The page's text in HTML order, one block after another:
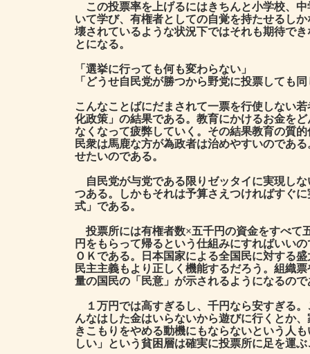
この投票率を上げるにはきちんと小学校、
いて学び、有権者としての自覚を持たせるし
壊されているような状況下ではそれも期待で
とになる。
「選挙に行っても何も変わらない」
「どうせ自民党が勝つから野党に投票しても同
こんなことばにだまされて一票を行使しない
化政策」の結果である。教育にかけるお金を
なくなって疲弊していく。その結果教育の質
民衆は馬鹿な方が為政者は治めやすいのであ
せたいのである。
自民党が与党である限りゼッタイに実現し
つある。しかもそれは予算さえつければすぐ
式」である。
投票所には有権者数×五千円の資金をすべて
円をもらって帰るという仕組みにすればいい
ＯＫである。日本国家による全国民に対する
民主主義もより正しく機能するだろう。組織
量の国民の「民意」が示されるようになるの
１万円では高すぎるし、千円なら安すぎる
んなはした金はいらないから遊びに行くとか
きこもりをやめる動機にもならないという人
しい」という貧困層は確実に投票所に足を運